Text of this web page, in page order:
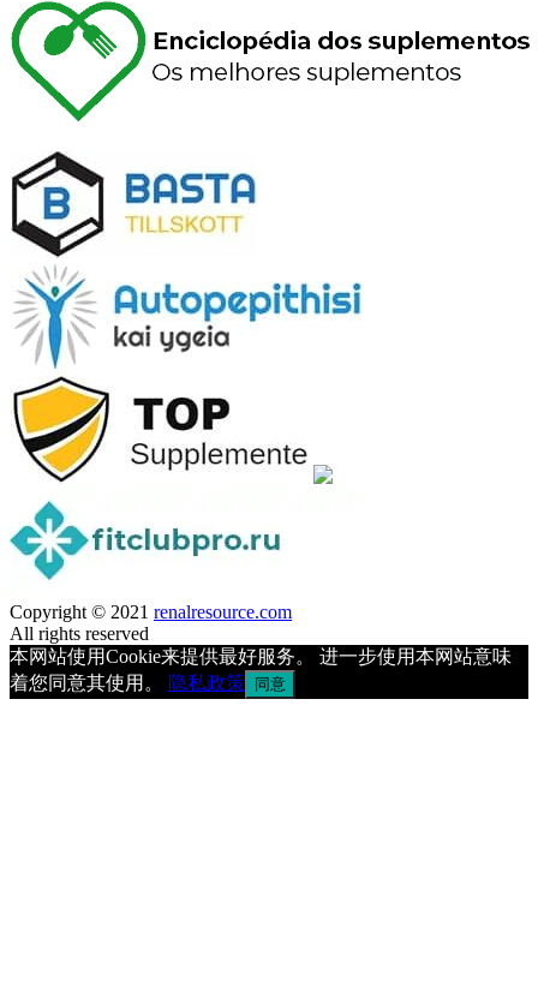
Copyright © 2021 renalresource.com
All rights reserved
本网站使用Cookie来提供最好服务。 进一步使用本网站意味
着您同意其使用。
隐私政策 同意